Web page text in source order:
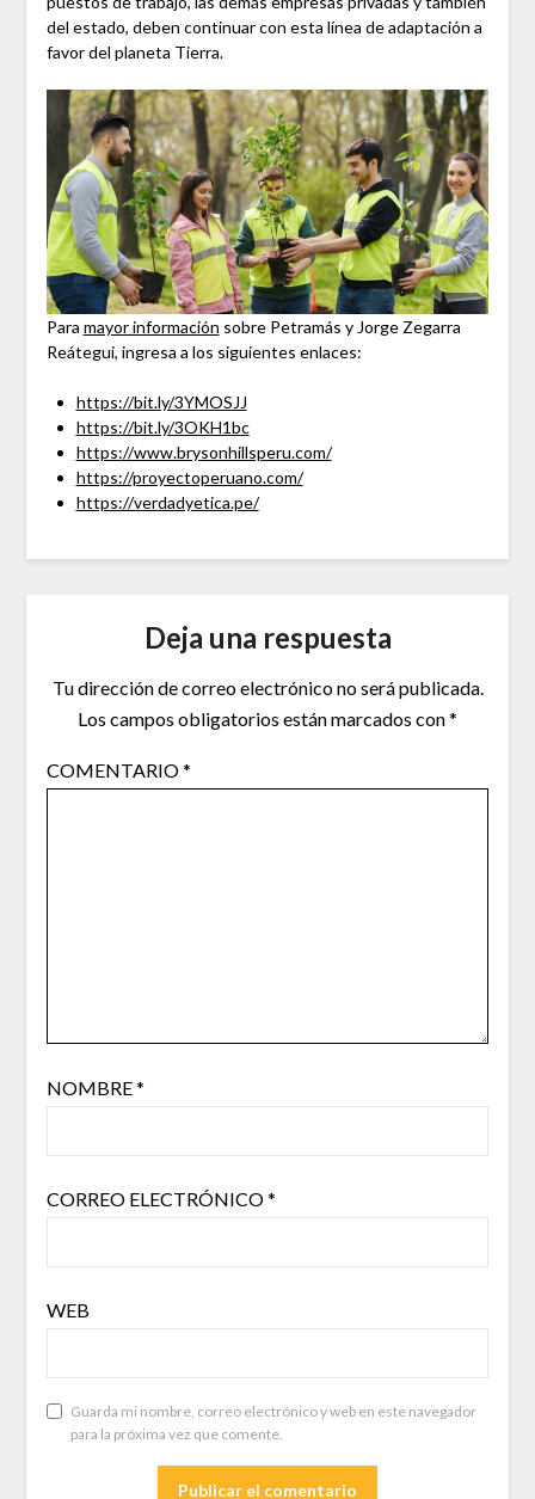
del estado, deben continuar con esta línea de adaptación a
favor del planeta Tierra.
Para mayor información sobre Petramás y Jorge Zegarra
Reátegui, ingresa a los siguientes enlaces:
https://bit.ly/3YMOSJJ
https://bit.ly/3OKH1bc
https://www.brysonhillsperu.com/
https://proyectoperuano.com/
https://verdadyetica.pe/
Deja una respuesta
Tu dirección de correo electrónico no será publicada.
Los campos obligatorios están marcados con*
COMENTARIO*
NOMBRE*
CORREO ELECTRÓNICO*
WEB
Guarda mi nombre, correo electrónico y web en este navegador
para la próxima vez que comente.